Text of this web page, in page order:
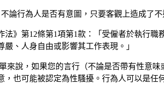
論行為人是否有意圖，只要客觀上造成了
法》第12條第1項第1款：「受僱者於執行
嚴、人身自由或影響其工作表現。」
來說，如果您的言行（不論是否帶有性意
，也可能被認定為性騷擾。行為人可以是任